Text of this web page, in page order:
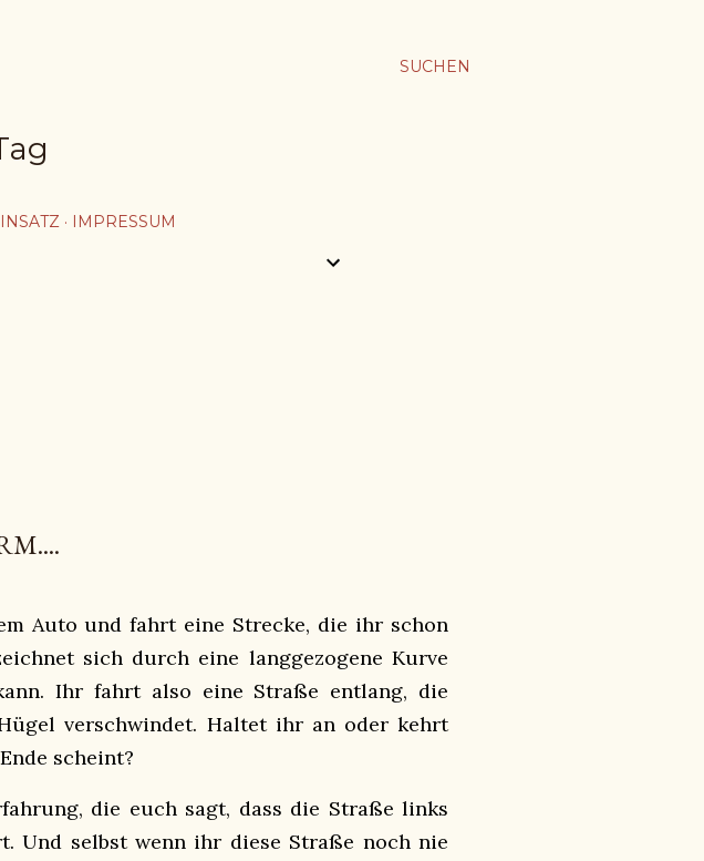
SUCHEN
IMPRESSUM
Auto und fahrt eine Strecke, die ihr schon
sich durch eine langgezogene Kurve
Ihr fahrt also eine Straße entlang, die
verschwindet. Haltet ihr an oder kehrt
scheint?
die euch sagt, dass die Straße links
Und selbst wenn ihr diese Straße noch nie